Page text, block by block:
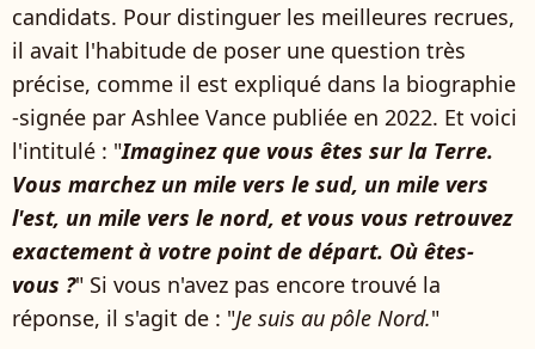
candidats. Pour distinguer les meilleures recrues,
il avait l'habitude de poser une question très
précise, comme il est expliqué dans la biographie
-signée par Ashlee Vance publiée en 2022. Et voici
l'intitulé : "Imaginez que vous êtes sur la Terre.
Vous marchez un mile vers le sud, un mile vers
l'est, un mile vers le nord, et vous vous retrouvez
exactement à votre point de départ. Où êtes-
vous ?" Si vous n'avez pas encore trouvé la
réponse, il s'agit de : "Je suis au pôle Nord."